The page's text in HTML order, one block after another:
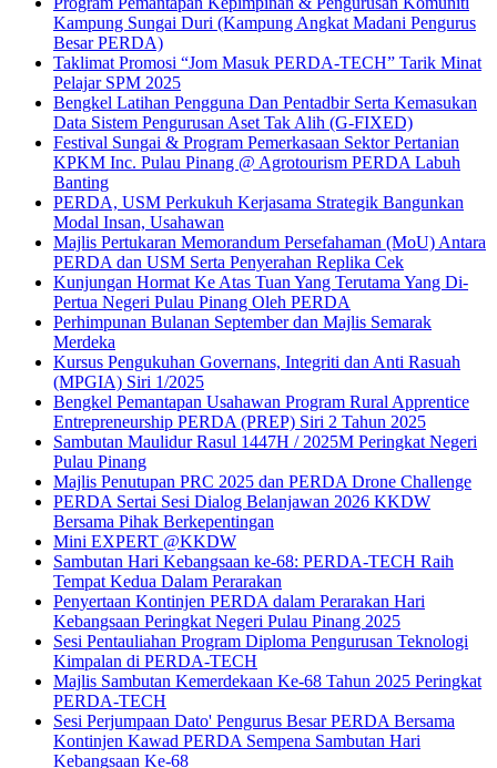
Kampung Sungai Duri (Kampung Angkat Madani Pengurus
Besar PERDA)
Taklimat Promosi “Jom Masuk PERDA-TECH” Tarik Minat
Pelajar SPM 2025
Bengkel Latihan Pengguna Dan Pentadbir Serta Kemasukan
Data Sistem Pengurusan Aset Tak Alih (G-FIXED)
Festival Sungai & Program Pemerkasaan Sektor Pertanian
KPKM Inc. Pulau Pinang @ Agrotourism PERDA Labuh
Banting
PERDA, USM Perkukuh Kerjasama Strategik Bangunkan
Modal Insan, Usahawan
Majlis Pertukaran Memorandum Persefahaman (MoU) Antara
PERDA dan USM Serta Penyerahan Replika Cek
Kunjungan Hormat Ke Atas Tuan Yang Terutama Yang Di-
Pertua Negeri Pulau Pinang Oleh PERDA
Perhimpunan Bulanan September dan Majlis Semarak
Merdeka
Kursus Pengukuhan Governans, Integriti dan Anti Rasuah
(MPGIA) Siri 1/2025
Bengkel Pemantapan Usahawan Program Rural Apprentice
Entrepreneurship PERDA (PREP) Siri 2 Tahun 2025
Sambutan Maulidur Rasul 1447H / 2025M Peringkat Negeri
Pulau Pinang
Majlis Penutupan PRC 2025 dan PERDA Drone Challenge
PERDA Sertai Sesi Dialog Belanjawan 2026 KKDW
Bersama Pihak Berkepentingan
Mini EXPERT @KKDW
Sambutan Hari Kebangsaan ke-68: PERDA-TECH Raih
Tempat Kedua Dalam Perarakan
Penyertaan Kontinjen PERDA dalam Perarakan Hari
Kebangsaan Peringkat Negeri Pulau Pinang 2025
Sesi Pentauliahan Program Diploma Pengurusan Teknologi
Kimpalan di PERDA-TECH
Majlis Sambutan Kemerdekaan Ke-68 Tahun 2025 Peringkat
PERDA-TECH
Sesi Perjumpaan Dato' Pengurus Besar PERDA Bersama
Kontinjen Kawad PERDA Sempena Sambutan Hari
Kebangsaan Ke-68